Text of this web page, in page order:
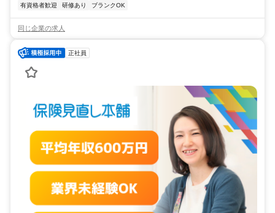
有資格者歓迎 研修あり ブランクOK
同じ企業の求人
正社員